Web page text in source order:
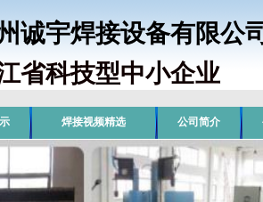
诚宇焊接设备有
省科技型中小企业
焊接视频精选 公司简介